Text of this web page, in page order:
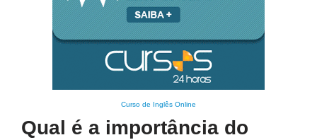
Curso de Inglês Online
Qual é a importância do